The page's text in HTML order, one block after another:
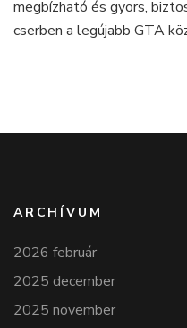
megbízható és gyors,
cserben a legújabb GTA
ARCHÍVUM
2026 február
2025 december
2025 november